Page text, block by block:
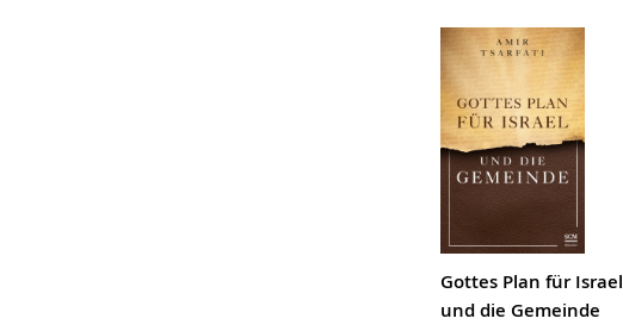
Gottes Plan für Israel
und die Gemeinde